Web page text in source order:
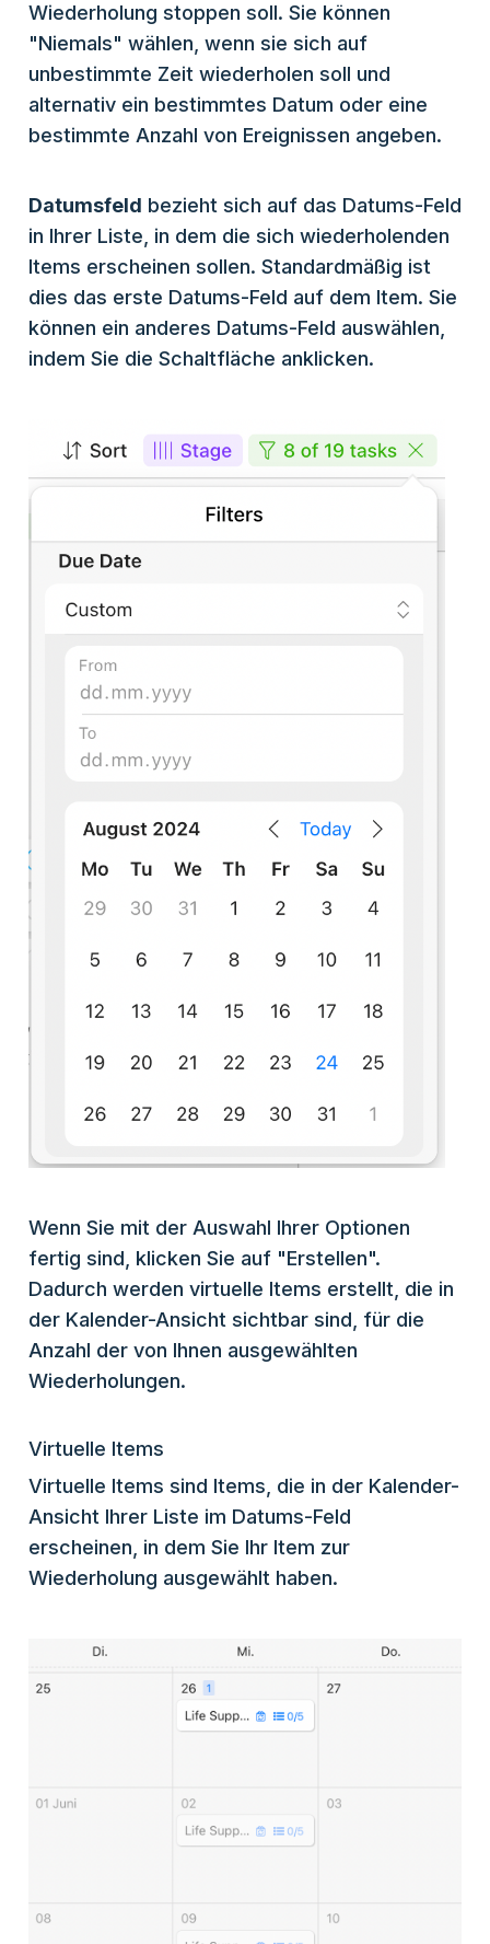
Wiederholung stoppen soll. Sie können
"Niemals" wählen, wenn sie sich auf
unbestimmte Zeit wiederholen soll und
alternativ ein bestimmtes Datum oder eine
bestimmte Anzahl von Ereignissen angeben.
Datumsfeld bezieht sich auf das Datums-Feld
in Ihrer Liste, in dem die sich wiederholenden
Items erscheinen sollen. Standardmäßig ist
dies das erste Datums-Feld auf dem Item. Sie
können ein anderes Datums-Feld auswählen,
indem Sie die Schaltfläche anklicken.
Wenn Sie mit der Auswahl Ihrer Optionen
fertig sind, klicken Sie auf "Erstellen".
Dadurch werden virtuelle Items erstellt, die in
der Kalender-Ansicht sichtbar sind, für die
Anzahl der von Ihnen ausgewählten
Wiederholungen.
Virtuelle Items
Virtuelle Items sind Items, die in der Kalender-
Ansicht Ihrer Liste im Datums-Feld
erscheinen, in dem Sie Ihr Item zur
Wiederholung ausgewählt haben.